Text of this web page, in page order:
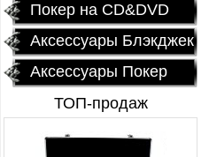
Покер на CD&DVD
Аксессуары Блэкджек
Аксессуары Покер
ТОП-продаж